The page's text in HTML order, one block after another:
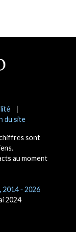
du site
sont
au moment
2014 - 2026
2024